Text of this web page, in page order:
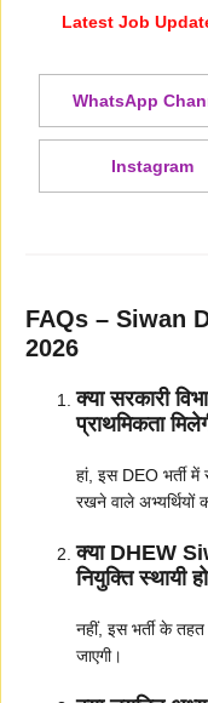
Latest Job
WhatsApp
Instagram
FAQs – Siwan
2026
क्या सरकारी
प्राथमिकता
हां, इस DEO भर्ती में
रखने वाले अभ्यर्थियों
क्या DHEW
नियुक्ति स्थायी
नहीं, इस भर्ती के तहत
जाएगी।